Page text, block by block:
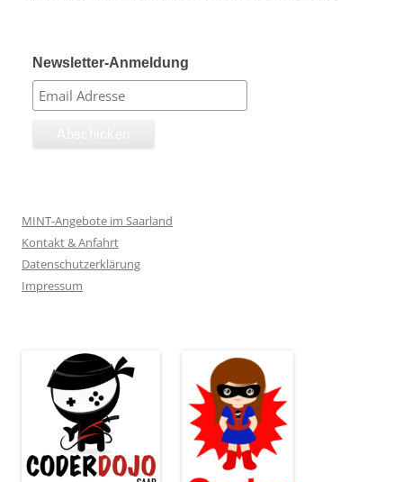
Newsletter-Anmeldung
MINT-Angebote im Saarland
Kontakt & Anfahrt
Datenschutzerklärung
Impressum